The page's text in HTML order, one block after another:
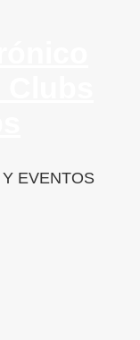
EVENTOS